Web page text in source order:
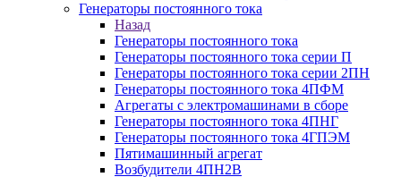
Генераторы постоянного тока
Назад
Генераторы постоянного тока
Генераторы постоянного тока серии П
Генераторы постоянного тока серии 2ПН
Генераторы постоянного тока 4ПФМ
Агрегаты с электромашинами в сборе
Генераторы постоянного тока 4ПНГ
Генераторы постоянного тока 4ГПЭМ
Пятимашинный агрегат
Возбудители 4ПН2В